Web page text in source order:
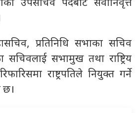
उपसचिव पदबाट सेवानिवृत्त
प्रतिनिधि सभाका सचिव
सचिवलाई सभामुख तथा राष्ट्रिय
राष्ट्रपतिले नियुक्त गर्ने
छ।